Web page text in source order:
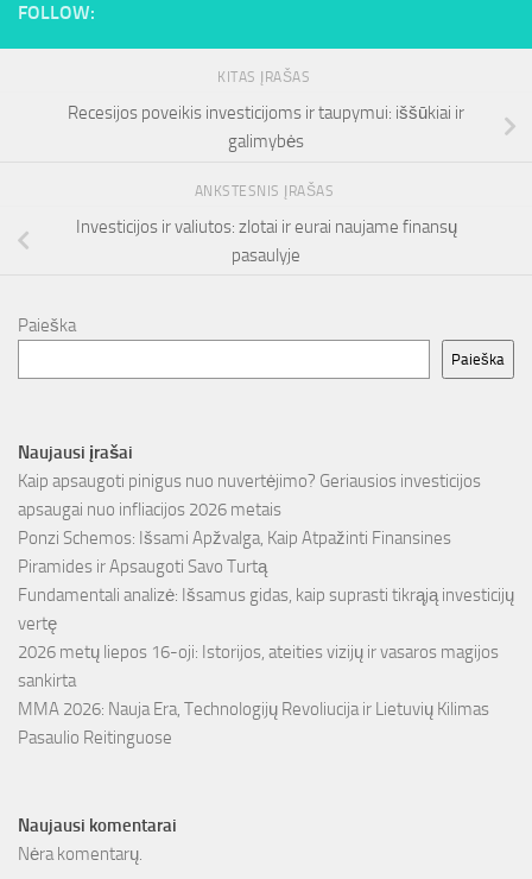
FOLLOW:
KITAS ĮRAŠAS
Recesijos poveikis investicijoms ir taupymui: iššūkiai ir
galimybės
ANKSTESNIS ĮRAŠAS
Investicijos ir valiutos: zlotai ir eurai naujame finansų
pasaulyje
Paieška
Paieška
Naujausi įrašai
Kaip apsaugoti pinigus nuo nuvertėjimo? Geriausios investicijos
apsaugai nuo infliacijos 2026 metais
Ponzi Schemos: Išsami Apžvalga, Kaip Atpažinti Finansines
Piramides ir Apsaugoti Savo Turtą
Fundamentali analizė: Išsamus gidas, kaip suprasti tikrąją investicijų
vertę
2026 metų liepos 16-oji: Istorijos, ateities vizijų ir vasaros magijos
sankirta
MMA 2026: Nauja Era, Technologijų Revoliucija ir Lietuvių Kilimas
Pasaulio Reitinguose
Naujausi komentarai
Nėra komentarų.